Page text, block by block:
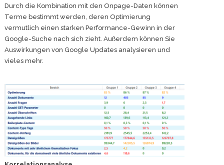
Durch die Kombination mit den Onpage-Daten können
Terme bestimmt werden, deren Optimierung
vermutlich einen starken Performance-Gewinn in der
Google-Suche nach sich zieht. Außerdem können Sie
Auswirkungen von Google Updates analysieren und
vieles mehr.